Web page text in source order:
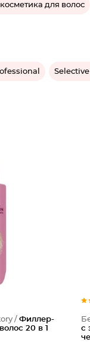
для волос
/ Филлер-
20 в 1
с